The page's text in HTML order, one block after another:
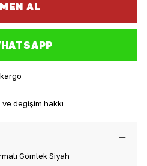
AL
değişim hakkı
Gömlek Siyah